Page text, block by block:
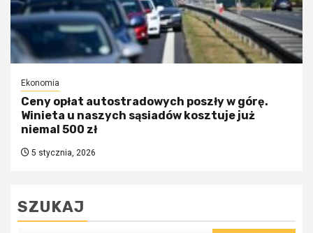
Ekonomia
Ceny opłat autostradowych poszły w górę.
Winieta u naszych sąsiadów kosztuje już
niemal 500 zł
5 stycznia, 2026
SZUKAJ